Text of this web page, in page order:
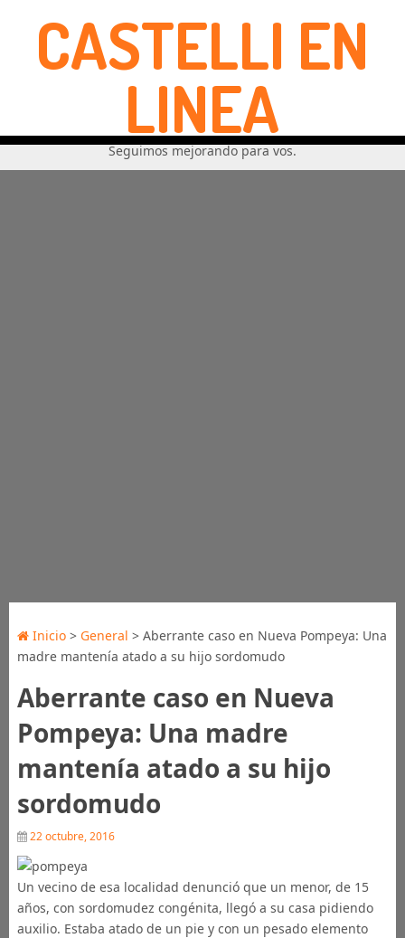
CASTELLI EN
LINEA
Seguimos mejorando para vos.
Inicio> General > Aberrante caso en Nueva Pompeya: Una
madre mantenía atado a su hijo sordomudo
Aberrante caso en Nueva
Pompeya: Una madre
mantenía atado a su hijo
sordomudo
22 octubre, 2016
Un vecino de esa localidad denunció que un menor, de 15
años, con sordomudez congénita, llegó a su casa pidiendo
auxilio. Estaba atado de un pie y con un pesado elemento